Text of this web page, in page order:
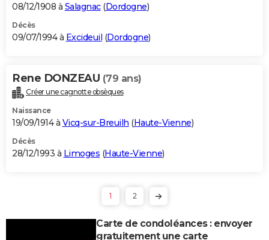
08/12/1908 à Salagnac(Dordogne)
Décès
09/07/1994 à Excideuil (Dordogne)
Rene DONZEAU (79 ans)
Créer une cagnotte obsèques
Naissance
19/09/1914 à Vicq-sur-Breuilh (Haute-Vienne)
Décès
28/12/1993 à Limoges (Haute-Vienne)
1 2
Carte de condoléances : envoyer
gratuitement une carte